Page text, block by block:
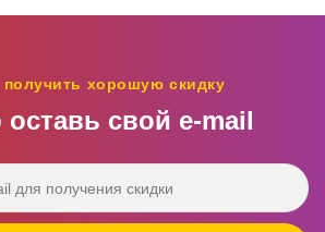
хорошую скидку
свой e‑mail